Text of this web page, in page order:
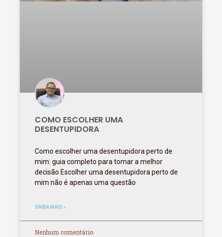
COMO ESCOLHER UMA
DESENTUPIDORA
Como escolher uma desentupidora perto de
mim: guia completo para tomar a melhor
decisão Escolher uma desentupidora perto de
mim não é apenas uma questão
SAIBA MAIS »
Nenhum comentário